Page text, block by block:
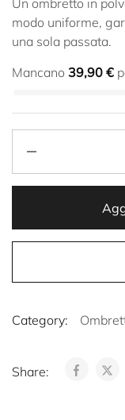
modo uniforme,
una sola passata.
Mancano 39,90 €
Category:
Share: